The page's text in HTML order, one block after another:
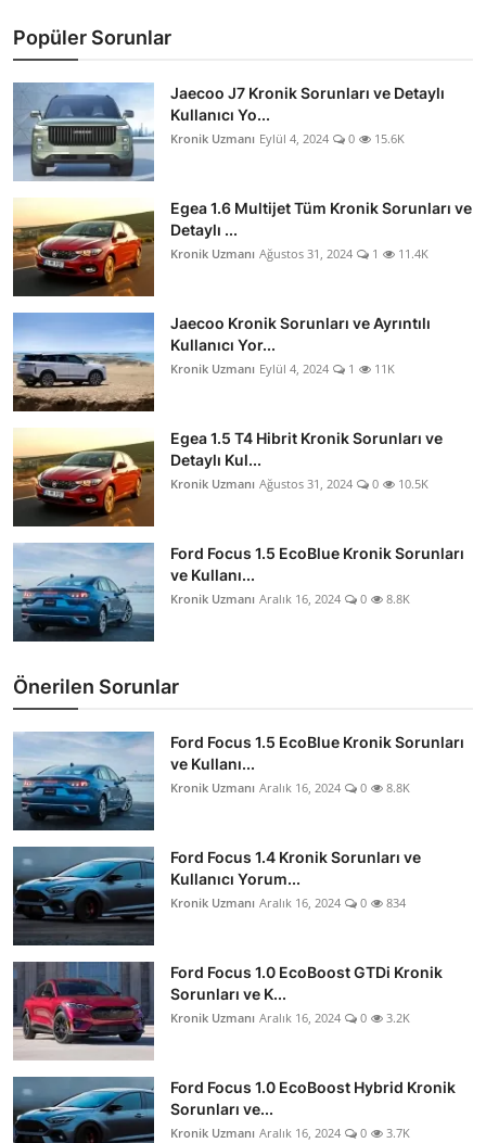
Popüler Sorunlar
Jaecoo J7 Kronik Sorunları ve Detaylı
Kullanıcı Yo...
Kronik Uzmanı Eylül 4, 2024 0 15.6K
Egea 1.6 Multijet Tüm Kronik Sorunları ve
Detaylı ...
Kronik Uzmanı Ağustos 31, 2024 1 11.4K
Jaecoo Kronik Sorunları ve Ayrıntılı
Kullanıcı Yor...
Kronik Uzmanı Eylül 4, 2024 1 11K
Egea 1.5 T4 Hibrit Kronik Sorunları ve
Detaylı Kul...
Kronik Uzmanı Ağustos 31, 2024 0 10.5K
Ford Focus 1.5 EcoBlue Kronik Sorunları
ve Kullanı...
Kronik Uzmanı Aralık 16, 2024 0 8.8K
Önerilen Sorunlar
Ford Focus 1.5 EcoBlue Kronik Sorunları
ve Kullanı...
Kronik Uzmanı Aralık 16, 2024 0 8.8K
Ford Focus 1.4 Kronik Sorunları ve
Kullanıcı Yorum...
Kronik Uzmanı Aralık 16, 2024 0 834
Ford Focus 1.0 EcoBoost GTDi Kronik
Sorunları ve K...
Kronik Uzmanı Aralık 16, 2024 0 3.2K
Ford Focus 1.0 EcoBoost Hybrid Kronik
Sorunları ve...
Kronik Uzmanı Aralık 16, 2024 0 3.7K